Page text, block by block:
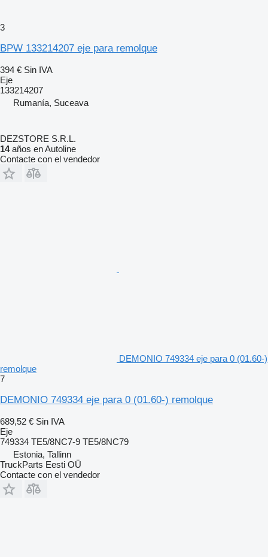
3
BPW 133214207 eje para remolque
394 € Sin IVA
Eje
133214207
Rumanía, Suceava
DEZSTORE S.R.L.
14años en Autoline
Contacte con el vendedor
DEMONIO 749334 eje para 0 (01.60-)
remolque
7
DEMONIO 749334 eje para 0 (01.60-) remolque
689,52 € Sin IVA
Eje
749334 TE5/8NC7-9 TE5/8NC79
Estonia, Tallinn
TruckParts Eesti OÜ
Contacte con el vendedor